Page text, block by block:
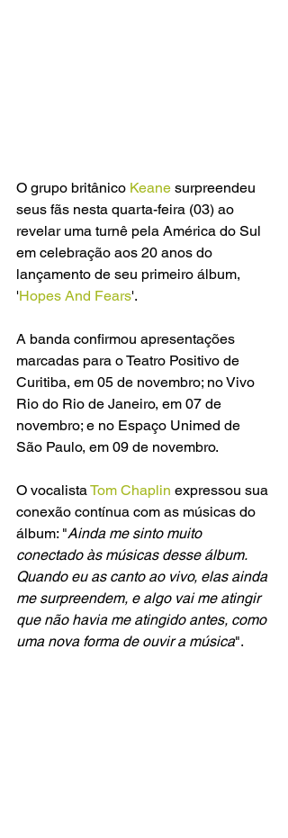
O grupo britânico Keane surpreendeu
seus fãs nesta quarta-feira (03) ao
revelar uma turnê pela América do Sul
em celebração aos 20 anos do
lançamento de seu primeiro álbum,
'Hopes And Fears'.
A banda confirmou apresentações
marcadas para o Teatro Positivo de
Curitiba, em 05 de novembro; no Vivo
Rio do Rio de Janeiro, em 07 de
novembro; e no Espaço Unimed de
São Paulo, em 09 de novembro.
O vocalista Tom Chaplin expressou sua
conexão contínua com as músicas do
álbum: "Ainda me sinto muito
conectado às músicas desse álbum.
Quando eu as canto ao vivo, elas ainda
me surpreendem, e algo vai me atingir
que não havia me atingido antes, como
uma nova forma de ouvir a música".